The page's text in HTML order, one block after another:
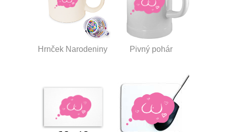
Hrnček Narodeniny Pivný pohár